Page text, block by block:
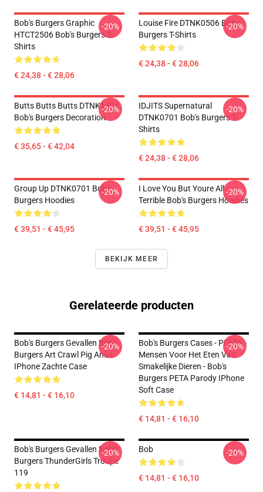
Bob's Burgers Graphic
HTCT2506 Bob's Burgers T-
Shirts
€ 24,38 - € 28,06
-20%
Louise Fire DTNK0506 Bob's
Burgers T-Shirts
€ 24,38 - € 28,06
-20%
Butts Butts Butts DTNK1404
Bob's Burgers Decoration
€ 35,65 - € 42,04
-20%
IDJITS Supernatural
DTNK0701 Bob's Burgers T-
Shirts
€ 24,38 - € 28,06
-20%
Group Up DTNK0701 Bob's
Burgers Hoodies
€ 39,51 - € 45,95
-20%
I Love You But Youre All
Terrible Bob's Burgers Hoodies
€ 39,51 - € 45,95
-20%
BEKIJK MEER
Gerelateerde producten
Bob's Burgers Gevallen Bob's
Burgers Art Crawl Pig Anus
IPhone Zachte Case
€ 14,81 - € 16,10
-20%
Bob's Burgers Cases - PFETA -
Mensen Voor Het Eten Van
Smakelijke Dieren - Bob's
Burgers PETA Parody IPhone
Soft Case
€ 14,81 - € 16,10
-20%
Bob's Burgers Gevallen Bob's
Burgers ThunderGirls Troupe
119
-20% Bob
€ 14,81 - € 16,10
-20%